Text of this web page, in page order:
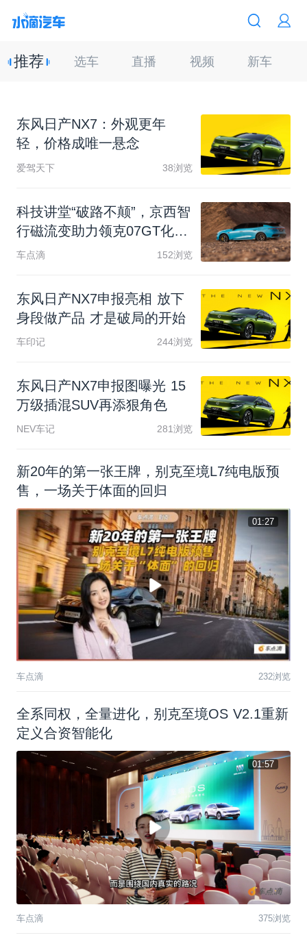
推荐 选车 直播 视频 新车
东风 日 产NX7： 外观更年
轻 ， 价格成唯一悬念
爱驾天下 38浏览
科技讲堂“破路不颠” ， 京西智
行磁流变助力领克07GT化解
高频颠
车点滴 152浏览
东风日产NX7申报亮相 放下
身段做产品 才是破局的开始
车印记 244浏览
东风日产NX7申报图曝光 15
万级插混SUV再添狠角色
NEV车记 281浏览
新20年的第一张王牌，别克至境L7纯电版预
售，一场关于体面的回归
01:27
车点滴 232浏览
全系同权，全量进化，别克至境OS V2.1重新
定义合资智能化
01:57
车点滴 375浏览